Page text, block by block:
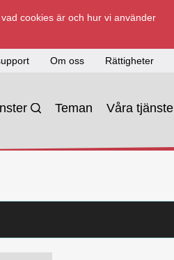
cookies är och hur vi använder
Om oss Rättigheter
Teman Våra